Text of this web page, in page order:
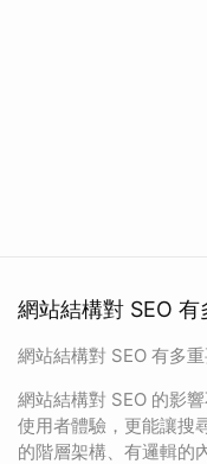
網站結構對 SEO
網站結構對 SEO 有多
網站結構對 SEO 的影
使用者體驗，更能讓搜
的階層架構、有邏輯的